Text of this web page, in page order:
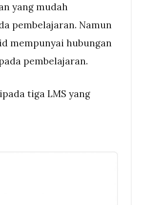
yang mudah
pembelajaran. Namun
mempunyai hubungan
pembelajaran.
tiga LMS yang